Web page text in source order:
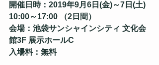
開催日時：2019年9月6日(金)～7日(土)
10:00～17:00 （2日間）
会場：池袋サンシャインシティ 文化会
館3F 展示ホールC
入場料：無料